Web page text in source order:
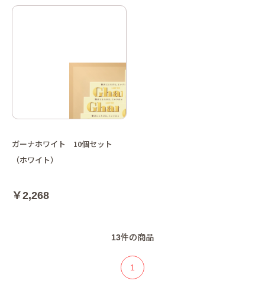
ガーナホワイト 10個セット
（ホワイト）
￥2,268
13件の商品
1